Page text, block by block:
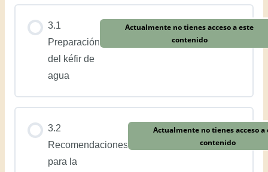
3.1
Preparación
del kéfir de
agua
Actualmente no tienes acceso a este
contenido
3.2
Recomendaciones
para la
Actualmente no tienes acceso a
contenido